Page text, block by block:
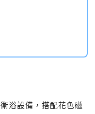
浴設備，搭配花色磁